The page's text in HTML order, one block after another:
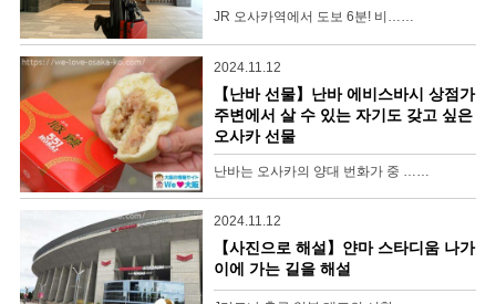
JR 오사카역에서 도보 6분! 비……
2024.11.12
【난바 선물】난바 에비스바시 상점가
주변에서 살 수 있는 자기도 갖고 싶은
오사카 선물
난바는 오사카의 양대 번화가 중 ……
2024.11.12
【사진으로 해설】얀마 스타디움 나가
이에 가는 길을 해설